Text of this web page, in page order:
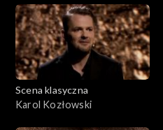
Scena klasyczna
Karol Kozłowski